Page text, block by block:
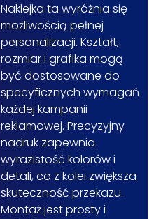
Naklejka ta wyróżnia się
możliwością pełnej
personalizacji. Kształt,
rozmiar i grafika mogą
być dostosowane do
specyficznych wymagań
każdej kampanii
reklamowej. Precyzyjny
nadruk zapewnia
wyrazistość kolorów i
detali, co z kolei zwiększa
skuteczność przekazu.
Montaż jest prosty i